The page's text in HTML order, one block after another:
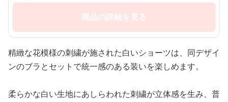
商品の詳細を見る
精緻な花模様の刺繍が施された白いショーツは、同デザイ
ンのブラとセットで統一感のある装いを楽しめます。
柔らかな白い生地にあしらわれた刺繍が立体感を生み、普